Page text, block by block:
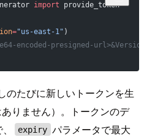
import provide_token
="us-east-1" )
encoded-presigned-
のたびに新しいトークンを生
りません）。トークンのデ
expiry パラメータで最大